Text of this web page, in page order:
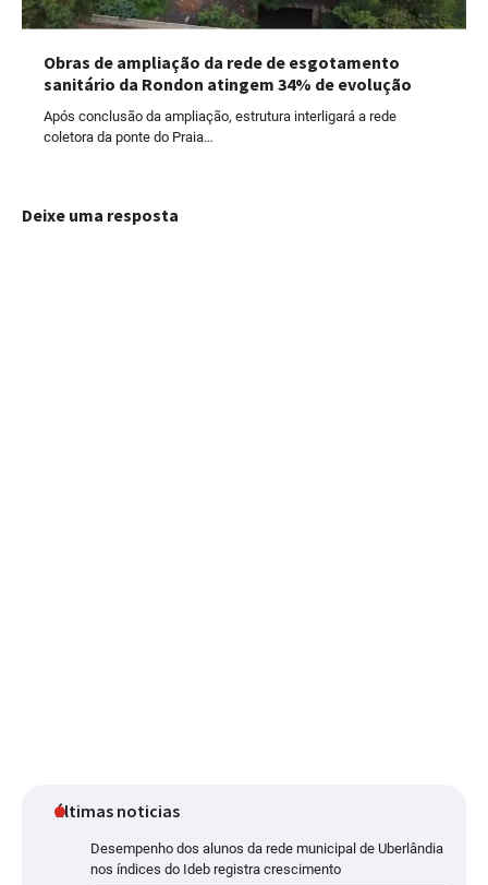
Obras de ampliação da rede de esgotamento
sanitário da Rondon atingem 34% de evolução
Após conclusão da ampliação, estrutura interligará a rede
coletora da ponte do Praia…
Deixe uma resposta
últimas noticias
Desempenho dos alunos da rede municipal de Uberlândia
nos índices do Ideb registra crescimento